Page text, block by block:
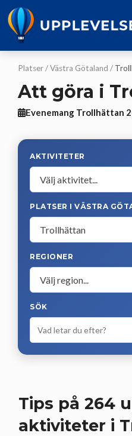
Hoppa
till
innehåll
Platser/Västra Götaland /
Att göra i
Evenemang Trollhättan
AKTIVITETER
PLATSER I VÄSTRA
REGIONER
SÖK
Tips på 264
aktiviteter i